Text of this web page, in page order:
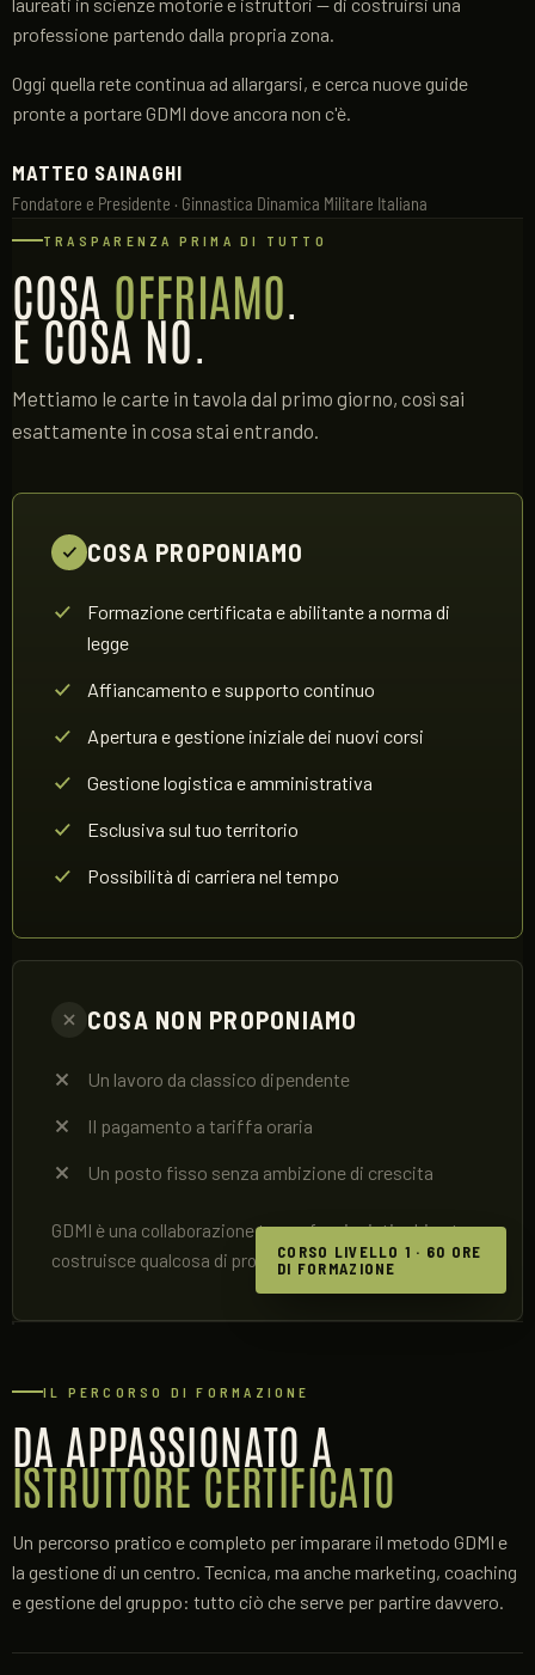
professione partendo dalla propria zona.
Oggi quella rete continua ad allargarsi, e cerca nuove guide
pronte a portare GDMI dove ancora non c'è.
MATTEO SAINAGHI
Fondatore e Presidente · Ginnastica Dinamica Militare Italiana
TRASPARENZA PRIMA DI TUTTO
COSA OFFRIAMO
E COSA NO.
Mettiamo le carte in tavola dal primo giorno, così sai
esattamente in cosa stai entrando.
COSA PROPONIAMO
Formazione certificata e abilitante a norma di
legge
Affiancamento e supporto continuo
Apertura e gestione iniziale dei nuovi corsi
Gestione logistica e amministrativa
Esclusiva sul tuo territorio
Possibilità di carriera nel tempo
COSA NON PROPONIAMO
Un lavoro da classico dipendente
Il pagamento a tariffa oraria
Un posto fisso senza ambizione di crescita
GDMI è una collaborazione tra professionisti: chi entra
costruisce qualcosa di proprio, con il brand alle spalle.
CORSO LIVELLO 1 · 60 ORE
DI FORMAZIONE
IL PERCORSO DI FORMAZIONE
DA APPASSIONATO A
ISTRUTTORE CERTIFICATO
Un percorso pratico e completo per imparare il metodo GDMI e
la gestione di un centro. Tecnica, ma anche marketing, coaching
e gestione del gruppo: tutto ciò che serve per partire davvero.